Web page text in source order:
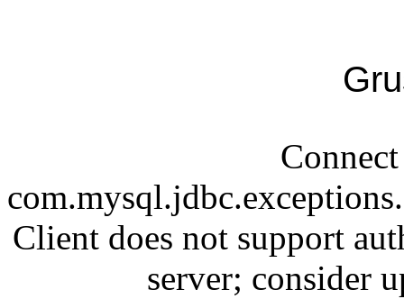
Client does not support
server; consider